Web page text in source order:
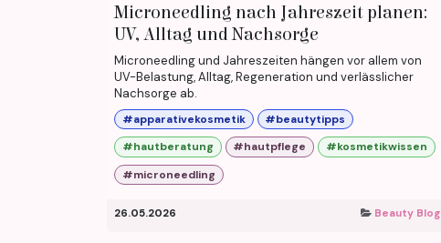
Microneedling nach Jahreszeit planen:
UV, Alltag und Nachsorge
Microneedling und Jahreszeiten hängen vor allem von
UV-Belastung, Alltag, Regeneration und verlässlicher
Nachsorge ab.
#apparativekosmetik
#beautytipps
#hautberatung
#hautpflege
#kosmetikwissen
#microneedling
26.05.2026 Beauty Blog